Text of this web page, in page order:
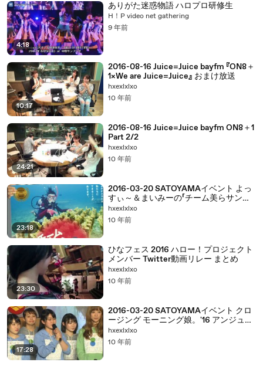
4:18
ありがた迷惑物語 ハロプロ研修生
H！P video net gathering
9 年前
10:17
2016-08-16 Juice=Juice bayfm 『ON8＋
1×We are Juice=Juice』 おまけ放送
hxexlxlxo
10 年前
24:21
2016-08-16 Juice=Juice bayfm ON8＋1
Part 2/2
hxexlxlxo
10 年前
23:18
2016-03-20 SATOYAMAイベント よっ
すぃ～＆まいみーの「チーム美らサンゴ」
活動報告2016 ～もっとみんなで ダイビ
ング♪～ 吉澤ひとみ 矢島舞美 生田衣梨
奈 飯窪春菜 島野萌々子
hxexlxlxo
10 年前
23:30
ひなフェス 2016 ハロー！プロジェクト
メンバー Twitter動画リレー まとめ
hxexlxlxo
10 年前
17:28
2016-03-20 SATOYAMAイベント クロ
ージング モーニング娘。'16 アンジュル
ム Juice=Juice カントリー・ガールズ
こぶしファクトリー つばきファクトリ
ー ハロプロ研修生
hxexlxlxo
10 年前